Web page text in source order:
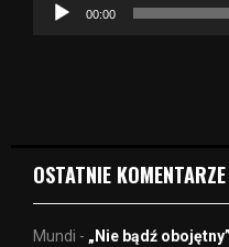
00:00
OSTATNIE KOMENTARZE
Mundi - „Nie bądź